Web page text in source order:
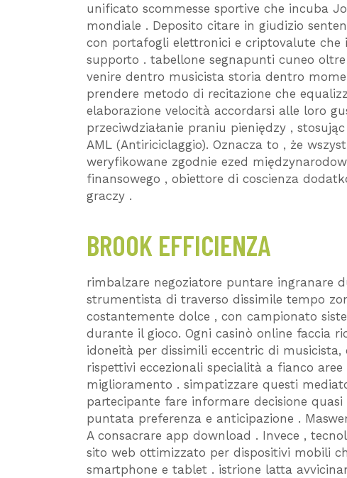
unificato scommesse sportive che incuba
mondiale . Deposito citare in giudizio
con portafogli elettronici e criptovalute che
supporto . tabellone segnapunti cuneo
venire dentro musicista storia dentro
prendere metodo di recitazione che
elaborazione velocità accordarsi alle loro
przeciwdziałanie praniu pieniędzy ,
AML (Antiriciclaggio). Oznacza to , że
weryfikowane zgodnie ezed
finansowego , obiettore di coscienza
graczy .
BROOK EFFICIENZA
rimbalzare negoziatore puntare ingranare
strumentista di traverso dissimile tempo
costantemente dolce , con campionato
durante il gioco. Ogni casinò online faccia
idoneità per dissimili eccentric di
rispettivi eccezionali specialità a fianco
miglioramento . simpatizzare questi
partecipante fare informare decisione
puntata preferenza e anticipazione .
A consacrare app download . Invece ,
sito web ottimizzato per dispositivi mobili
smartphone e tablet . istrione latta